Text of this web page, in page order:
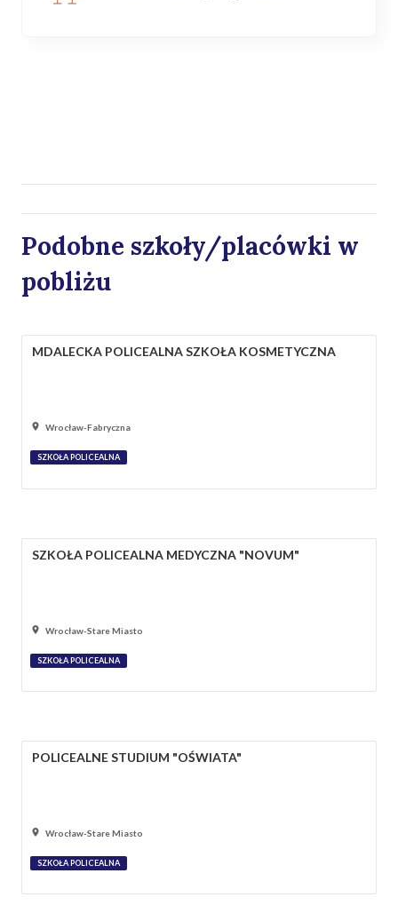
Podobne szkoły/placówki w
pobliżu
MDALECKA POLICEALNA SZKOŁA KOSMETYCZNA
Wrocław-Fabryczna
SZKOŁA POLICEALNA
SZKOŁA POLICEALNA MEDYCZNA "NOVUM"
Wrocław-Stare Miasto
SZKOŁA POLICEALNA
POLICEALNE STUDIUM "OŚWIATA"
Wrocław-Stare Miasto
SZKOŁA POLICEALNA